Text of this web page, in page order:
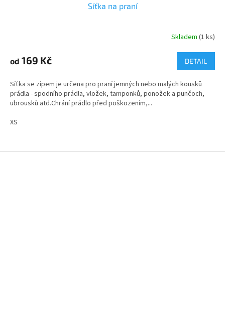
Síťka na praní
Skladem (1 ks)
od 169 Kč DETAIL
Síťka se zipem je určena pro praní jemných nebo malých kousků
prádla - spodního prádla, vložek, tamponků, ponožek a punčoch,
ubrousků atd.Chrání prádlo před poškozením,...
XS